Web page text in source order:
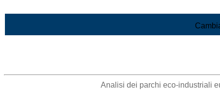
Analisi dei parchi eco-industriali